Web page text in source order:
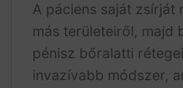
A páciens saját zsírját
más területeiről, majd
pénisz bőralatti
invazívabb módszer,